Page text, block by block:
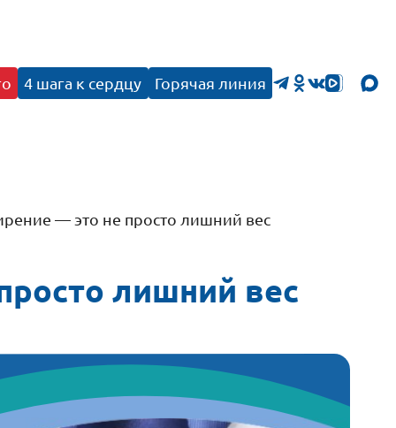
4 шага к сердцу Горячая линия
— это не просто лишний вес
лишний вес